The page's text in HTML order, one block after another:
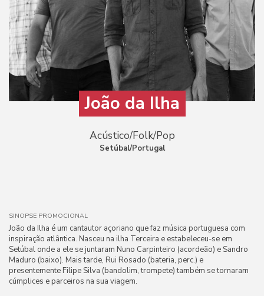
João da Ilha
Acústico/Folk/Pop
Setúbal/Portugal
SINOPSE PROMOCIONAL
João da Ilha é um cantautor açoriano que faz música portuguesa com
inspiração atlântica. Nasceu na ilha Terceira e estabeleceu-se em
Setúbal onde a ele se juntaram Nuno Carpinteiro (acordeão) e Sandro
Maduro (baixo). Mais tarde, Rui Rosado (bateria, perc.) e
presentemente Filipe Silva (bandolim, trompete) também se tornaram
cúmplices e parceiros na sua viagem.